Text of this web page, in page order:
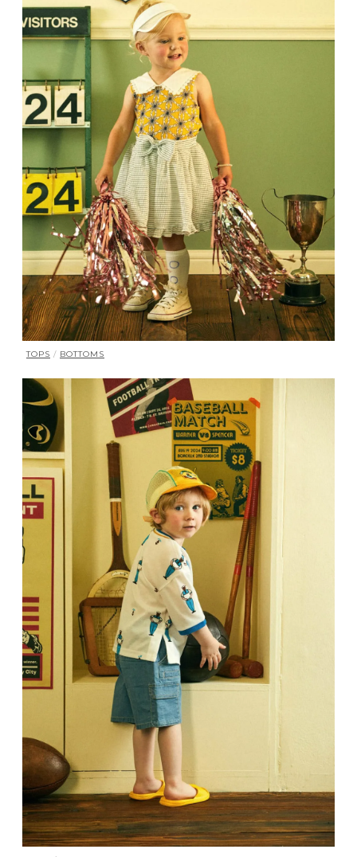
TOPS / BOTTOMS